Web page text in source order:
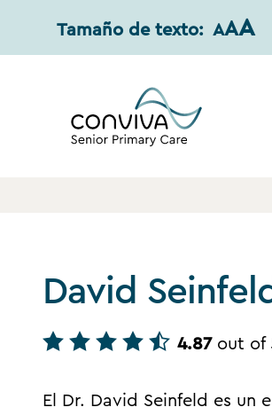
Tamaño de texto: AAA
David
4.87 out of
El Dr. David Seinfeld es